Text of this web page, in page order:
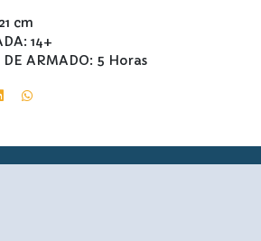
cm
14+
ARMADO: 5 Horas